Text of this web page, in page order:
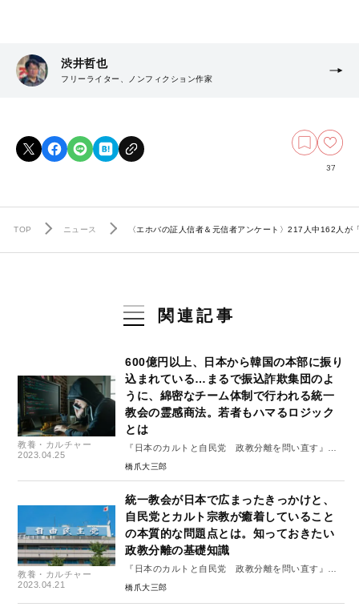
渋井哲也
フリーライター、ノンフィクション作家
37
TOP ニュース 〈エホバの証人信者＆元信者アンケート〉217人中162人が
関連記事
教養・カルチャー
2023.04.25
600億円以上、日本から韓国の本部に振り
込まれている…まるで振込詐欺集団のよ
うに、綿密なチーム体制で行われる統一
教会の霊感商法。若者もハマるロジック
とは
『日本のカルトと自民党 政教分離を問い直す』よ
り
橋爪大三郎
教養・カルチャー
2023.04.21
統一教会が日本で広まったきっかけと、
自民党とカルト宗教が癒着していること
の本質的な問題点とは。知っておきたい
政教分離の基礎知識
『日本のカルトと自民党 政教分離を問い直す』よ
り
橋爪大三郎